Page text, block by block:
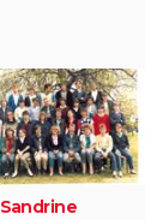
Sandrine